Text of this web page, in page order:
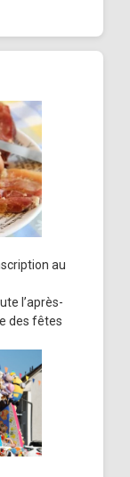
au
l’après-
des fêtes